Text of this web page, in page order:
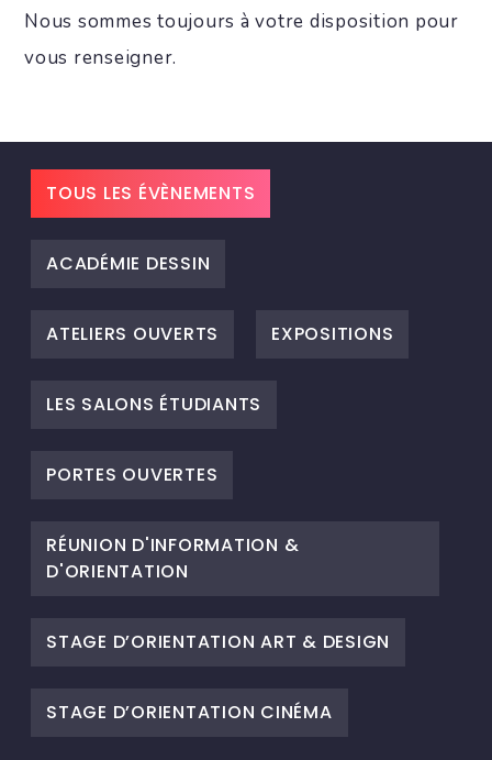
Nous sommes toujours à votre disposition pour
vous renseigner.
TOUS LES ÉVÈNEMENTS
ACADÉMIE DESSIN
ATELIERS OUVERTS EXPOSITIONS
LES SALONS ÉTUDIANTS
PORTES OUVERTES
RÉUNION D'INFORMATION &
D'ORIENTATION
STAGE D’ORIENTATION ART & DESIGN
STAGE D’ORIENTATION CINÉMA